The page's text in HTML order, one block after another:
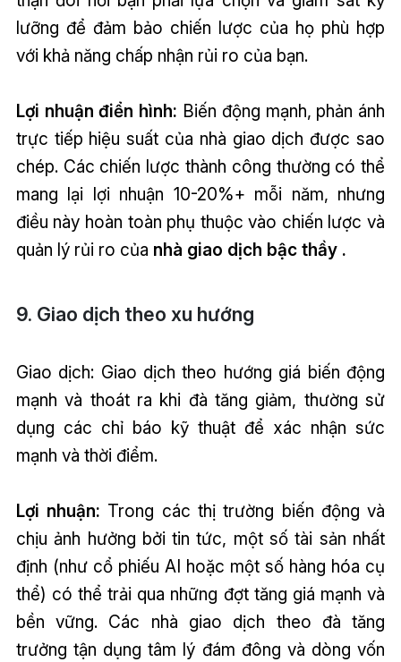
lưỡng để đảm bảo chiến lược của họ phù hợp
với khả năng chấp nhận rủi ro của bạn.
Lợi nhuận điển hình: Biến động mạnh, phản ánh
trực tiếp hiệu suất của nhà giao dịch được sao
chép. Các chiến lược thành công thường có thể
mang lại lợi nhuận 10-20%+ mỗi năm, nhưng
điều này hoàn toàn phụ thuộc vào chiến lược và
quản lý rủi ro của nhà giao dịch bậc thầy .
9. Giao dịch theo xu hướng
Giao dịch: Giao dịch theo hướng giá biến động
mạnh và thoát ra khi đà tăng giảm, thường sử
dụng các chỉ báo kỹ thuật để xác nhận sức
mạnh và thời điểm.
Lợi nhuận: Trong các thị trường biến động và
chịu ảnh hưởng bởi tin tức, một số tài sản nhất
định (như cổ phiếu AI hoặc một số hàng hóa cụ
thể) có thể trải qua những đợt tăng giá mạnh và
bền vững. Các nhà giao dịch theo đà tăng
trưởng tận dụng tâm lý đám đông và dòng vốn